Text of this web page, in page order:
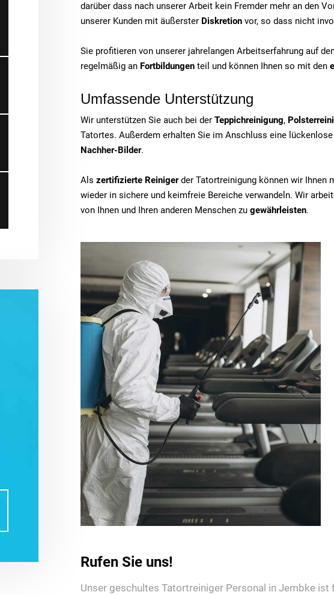
darüber dass nach unserer Arbeit kein Fremder mehr an den
unserer Kunden mit äußerster Diskretion vor, so dass nicht
Sie profitieren von unserer jahrelangen Arbeitserfahrung auf
regelmäßig an Fortbildungen teil und können Ihnen so mit den
Umfassende Unterstützung
Wir unterstützen Sie auch bei der Teppichreinigung,
Tatortes. Außerdem erhalten Sie im Anschluss eine lückenlose
Nachher-Bilder.
Als zertifizierte Reinigerder Tatortreinigung können wir Ihnen
wieder in sichere und keimfreie Bereiche verwandeln. Wir
von Ihnen und Ihren anderen Menschen zu gewährleisten.
Rufen Sie uns!
Unser geschultes Tatortreiniger Personal in Jembke